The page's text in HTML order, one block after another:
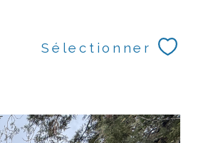
Sélectionner